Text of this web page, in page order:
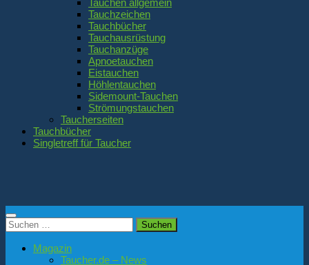
Tauchen allgemein
Tauchzeichen
Tauchbücher
Tauchausrüstung
Tauchanzüge
Apnoetauchen
Eistauchen
Höhlentauchen
Sidemount-Tauchen
Strömungstauchen
Taucherseiten
Tauchbücher
Singletreff für Taucher
Suchen
nach:
Magazin
Taucher.de – News